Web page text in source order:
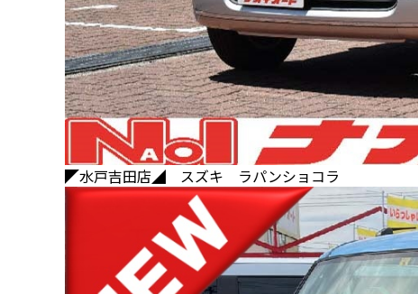
◤水戸吉田店◢ スズキ ラパンショコラ